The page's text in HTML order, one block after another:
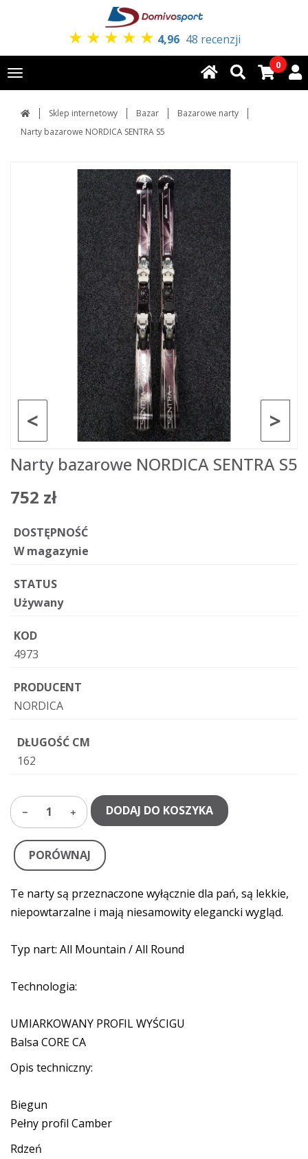
★ ★ ★ ★ ★ 4,96 48 recenzji
Toggle
navigation
0
Sklep internetowy Bazar
Bazarowe narty
Narty bazarowe NORDICA SENTRA S5
>
<
Narty bazarowe NORDICA SENTRA S5
752 zł
DOSTĘPNOŚĆ
W magazynie
STATUS
Używany
KOD
4973
PRODUCENT
NORDICA
DŁUGOŚĆ CM
162
1 DODAJ DO KOSZYKA
PORÓWNAJ
Te narty są przeznaczone wyłącznie dla pań, są lekkie,
niepowtarzalne i mają niesamowity elegancki wygląd.
Typ nart: All Mountain / All Round
Technologia:
UMIARKOWANY PROFIL WYŚCIGU
Balsa CORE CA
Opis techniczny:
Biegun
Pełny profil Camber
Rdzeń